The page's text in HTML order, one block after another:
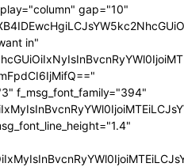
gap="10"
in"
f_msg_font_family="394"